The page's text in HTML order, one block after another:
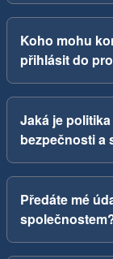
Koho mohu
přihlásit do
Jaká je
bezpečnosti a
Předáte mé